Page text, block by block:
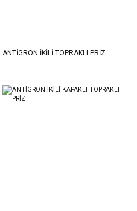
ANTİGRON İKİLİ TOPRAKLI PRİZ